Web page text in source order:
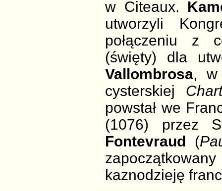
w Citeaux.
utworzyli
połączeniu z
(święty) dla
Vallombrosa, w
cysterskiej
powstał we
(1076) przez
Fontevraud
(
kaznodzieję